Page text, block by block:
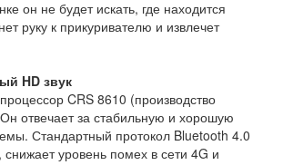
он не будет искать, где находится
руку к прикуривателю и извлечет
HD звук
CRS 8610 (производство
отвечает за стабильную и хорошую
Стандартный протокол Bluetooth 4.0
уровень помех в сети 4G и